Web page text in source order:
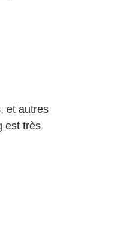
et autres
est très